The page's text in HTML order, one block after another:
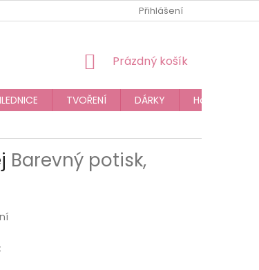
OBCHODNÍ PODMÍNKY
Přihlášení
NÁKUPNÍ
Prázdný košík
TVOŘENÍ DÁRKY
Hodnocení
Barevný potisk,